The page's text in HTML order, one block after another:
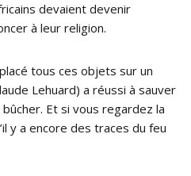
devaient devenir
à leur religion.
tous ces objets sur un
Lehuard) a réussi à sauver
Et si vous regardez la
y a encore des traces du feu